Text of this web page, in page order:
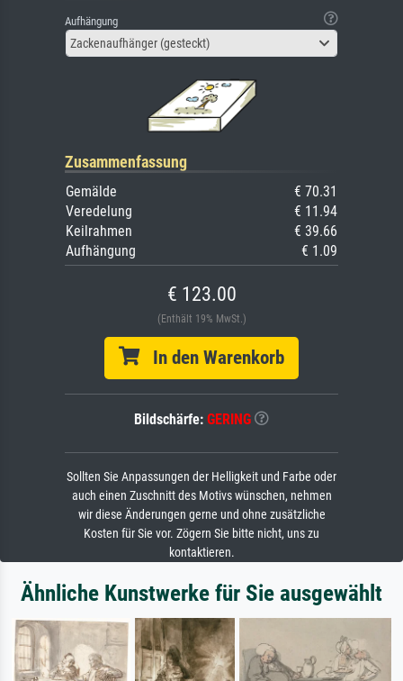
Aufhängung
Zackenaufhänger (gesteckt)
Zusammenfassung
Gemälde
€ 70.31
Veredelung
€ 11.94
Keilrahmen
€ 39.66
Aufhängung
€ 1.09
€ 123.00
(Enthält 19% MwSt.)
In den Warenkorb
Bildschärfe: GERING
Sollten Sie Anpassungen der Helligkeit und Farbe oder
auch einen Zuschnitt des Motivs wünschen, nehmen
wir diese Änderungen gerne und ohne zusätzliche
Kosten für Sie vor. Zögern Sie bitte nicht, uns zu
kontaktieren.
Ähnliche Kunstwerke für Sie ausgewählt